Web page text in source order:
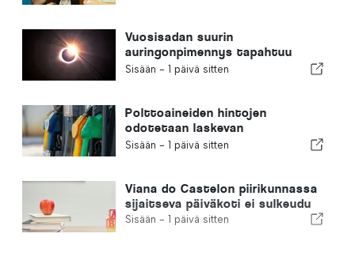
Vuosisadan suurin
auringonpimennys tapahtuu
Portugalissa
Sisään - 1 päivä sitten
Polttoaineiden hintojen
odotetaan laskevan
huomattavasti
Sisään - 1 päivä sitten
Viana do Castelon piirikunnassa
sijaitseva päiväkoti ei sulkeudu
Sisään - 1 päivä sitten